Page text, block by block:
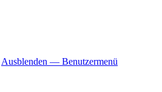
Ausblenden — Benutzermenü